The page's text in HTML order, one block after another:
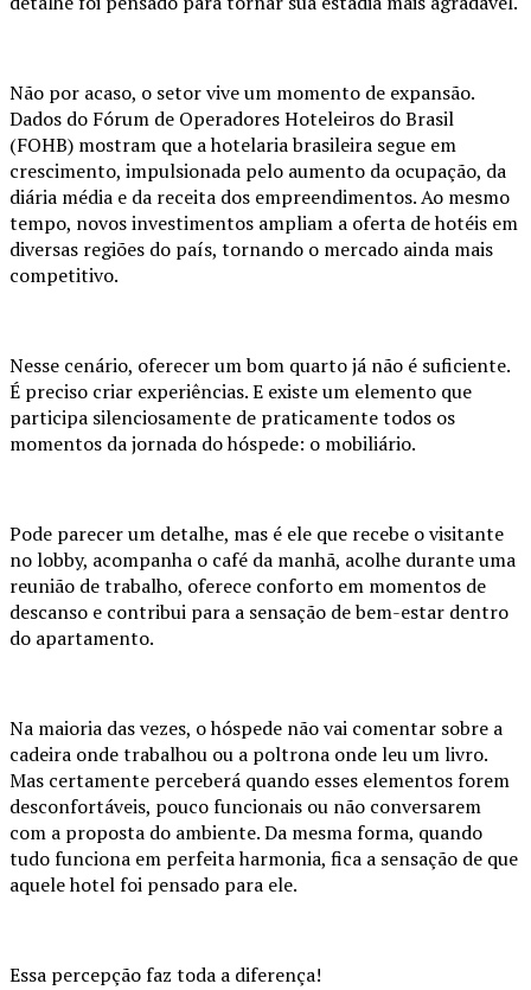
Não por acaso, o setor vive um momento de expansão.
Dados do Fórum de Operadores Hoteleiros do Brasil
(FOHB) mostram que a hotelaria brasileira segue em
crescimento, impulsionada pelo aumento da ocupação, da
diária média e da receita dos empreendimentos. Ao mesmo
tempo, novos investimentos ampliam a oferta de hotéis em
diversas regiões do país, tornando o mercado ainda mais
competitivo.
Nesse cenário, oferecer um bom quarto já não é suficiente.
É preciso criar experiências. E existe um elemento que
participa silenciosamente de praticamente todos os
momentos da jornada do hóspede: o mobiliário.
Pode parecer um detalhe, mas é ele que recebe o visitante
no lobby, acompanha o café da manhã, acolhe durante uma
reunião de trabalho, oferece conforto em momentos de
descanso e contribui para a sensação de bem-estar dentro
do apartamento.
Na maioria das vezes, o hóspede não vai comentar sobre a
cadeira onde trabalhou ou a poltrona onde leu um livro.
Mas certamente perceberá quando esses elementos forem
desconfortáveis, pouco funcionais ou não conversarem
com a proposta do ambiente. Da mesma forma, quando
tudo funciona em perfeita harmonia, fica a sensação de que
aquele hotel foi pensado para ele.
Essa percepção faz toda a diferença!